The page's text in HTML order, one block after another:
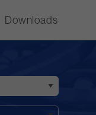
Downloads